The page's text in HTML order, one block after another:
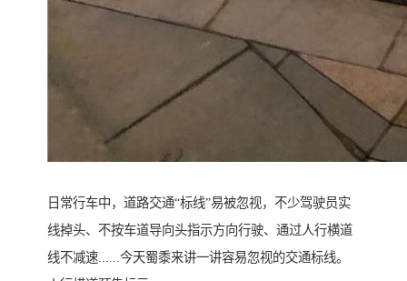
日常行车中，道路交通“标线”易被忽视，不少驾驶员实
线掉头、不按车道导向头指示方向行驶、通过人行横道
线不减速......今天蜀黍来讲一讲容易忽视的交通标线。